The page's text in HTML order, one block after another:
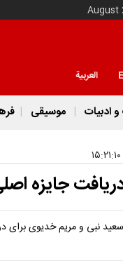
العربية
ادبیات موسیقی
دریافت جایزه
سعید نبی و مریم خدیوی